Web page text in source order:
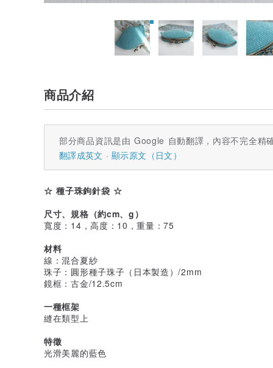
商品介紹
部分商品資訊是由 Google 自動翻譯，內容不完全精
翻譯成英文
顯示原文（日文）
☆ 種子珠鉤針袋 ☆
尺寸、規格（約cm、g）
寬度：14，高度：10，重量：75
材料
線：混合夏紗
珠子：圓形種子珠子（日本製造）/2mm
鏡框：古金/12.5cm
一種框架
縫在類型上
特徵
光滑美麗的藍色